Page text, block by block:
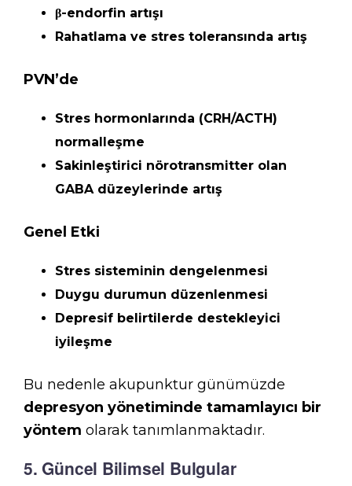
β-endorfin artışı
Rahatlama ve stres toleransında artış
PVN’de
Stres hormonlarında (CRH/ACTH)
normalleşme
Sakinleştirici nörotransmitter olan
GABA düzeylerinde artış
Genel Etki
Stres sisteminin dengelenmesi
Duygu durumun düzenlenmesi
Depresif belirtilerde destekleyici
iyileşme
Bu nedenle akupunktur günümüzde
depresyon yönetiminde tamamlayıcı bir
yöntem olarak tanımlanmaktadır.
5. Güncel Bilimsel Bulgular